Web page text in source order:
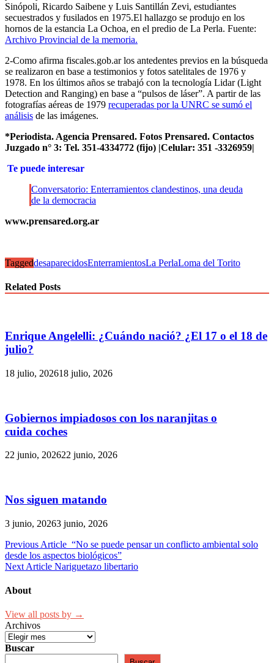
Sinópoli, Ricardo Saibene y Luis Santillán Zevi, estudiantes
secuestrados y fusilados en 1975.El hallazgo se produjo en los
hornos de la estancia La Ochoa, en el predio de La Perla. Fuente:
Archivo Provincial de la memoria.
2-Como afirma fiscales.gob.ar los antedentes previos en la búsqueda
se realizaron en base a testimonios y fotos satelitales de 1976 y
1978. En los últimos años se trabajó con la tecnología Lidar (Light
Detection and Ranging) en base a “pulsos de láser”. A partir de las
fotografías aéreas de 1979 recuperadas por la UNRC se sumó el
análisis de las imágenes.
*Periodista. Agencia Prensared. Fotos Prensared. Contactos
Juzgado n° 3: Tel. 351-4334772 (fijo) |Celular: 351 -3326959|
Te puede interesar
Conversatorio: Enterramientos clandestinos, una deuda
de la democracia
www.prensared.org.ar
TaggeddesaparecidosEnterramientosLa PerlaLoma del Torito
Related Posts
Enrique Angelelli: ¿Cuándo nació? ¿El 17 o el 18 de
julio?
18 julio, 202618 julio, 2026
Gobiernos impiadosos con los naranjitas o
cuida coches
22 junio, 202622 junio, 2026
Nos siguen matando
3 junio, 20263 junio, 2026
Navegación
de
Previous Article “No se puede pensar un conflicto ambiental solo
desde los aspectos biológicos”
Next Article Nariguetazo libertario
About
View all posts by →
Archivos
Buscar